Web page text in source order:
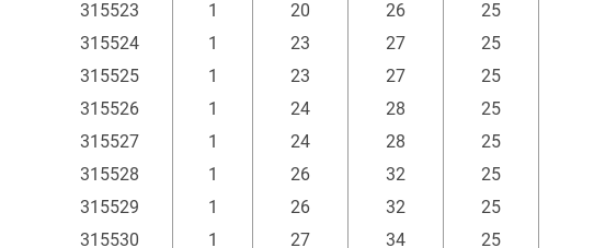
315523
1 20 26 25
315524
1 23 27 25
315525
1 23 27 25
315526
1 24 28 25
315527
1 24 28 25
315528
1 26 32 25
315529
1 26 32 25
315530
1 27 34 25